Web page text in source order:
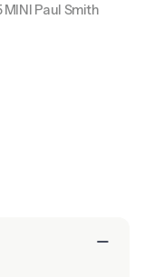
MINI Paul Smith